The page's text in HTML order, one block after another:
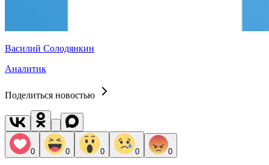
Василий Солодянкин
Аналитик
Поделиться новостью
0 0 0 0 0